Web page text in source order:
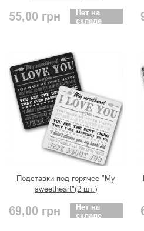
55,00 грн
Нет на
складе
Подставки под горячее "My
sweetheart"(2 шт.)
69,00 грн
Нет на
складе